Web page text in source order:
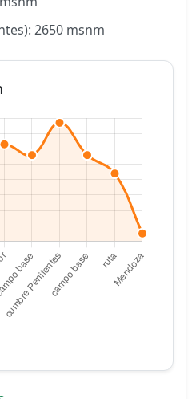
2650 msnm